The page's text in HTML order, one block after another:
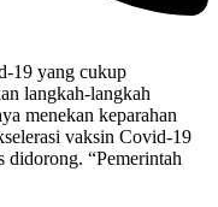
19 yang cukup
langkah-langkah
menekan keparahan
vaksin Covid-19
didorong. “Pemerintah